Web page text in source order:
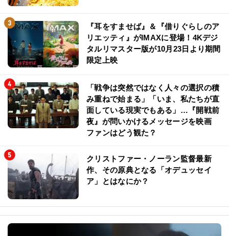
『耳をすませば』＆『借りぐらしのア
リエッティ』がIMAXに登場！4Kデジ
タルリマスター版が10月23日より期間
限定上映
「戦争は突然ではなく人々の選択の積
み重ねで始まる」「いま、私たちが直
面している現実でもある」…『開戦前
夜』が問いかけるメッセージを映画
ファンはどう観た？
クリストファー・ノーラン監督最新
作、その原典となる「オデュッセイ
ア」とはなにか？